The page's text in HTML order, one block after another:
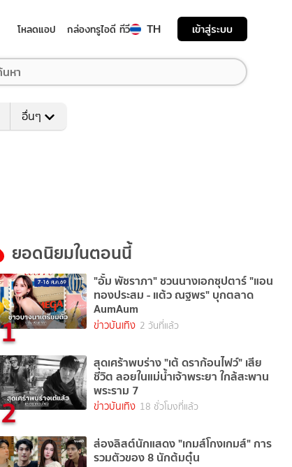
โหลดแอป กล่องทรูไอดี ทีวี TH เข้าสู่ระบบ
อื่นๆ
ยอดนิยมในตอนนี้
1
"อั้ม พัชราภา" ชวนนางเอกซุปตาร์ "แอน
ทองประสม - แต้ว ณฐพร" บุกตลาด
AumAum
ข่าวบันเทิง 2 วันที่แล้ว
2
สุดเศร้าพบร่าง "เต้ ดราก้อนไฟว์" เสีย
ชีวิต ลอยในแม่น้ำเจ้าพระยา ใกล้สะพาน
พระราม 7
ข่าวบันเทิง 18 ชั่วโมงที่แล้ว
ส่องลิสต์นักแสดง "เกมส์โกงเกมส์" การ
รวมตัวของ 8 นักต้มตุ๋น